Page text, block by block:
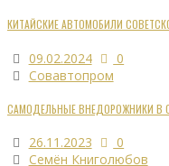
КИТАЙСКИЕ АВТОМОБИЛИ
09.02.2024
0
Совавтопром
САМОДЕЛЬНЫЕ ВНЕДОРОЖНИКИ В
26.11.2023
0
Семён Книголюбов